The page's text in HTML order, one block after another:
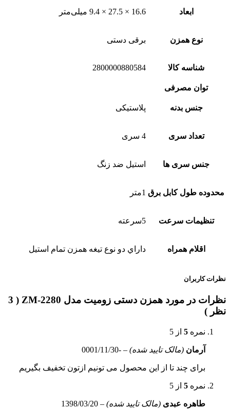
ابعاد 16.6 × 27.5 × 9.4 میلی‌متر
نوع همزن برقی دستی
شناسه کالا 2800000880584
توان مصرفی
جنس بدنه پلاستیکی
تعداد سری 4 سری
جنس سری ها استیل ضد زنگ
محدوده طول کابل برق 1متر
تنظیمات سرعت 5سرعته
اقلام همراه داراي دو نوع تیغه همزن تمام استيل
نظرات کاربران
نظرات در مورد همزن دستی زومیت مدل ZM-2280 ( 3
نظر )
نمره 5 از 5
آرمان (مالک تایید شده) –
-0001/11/30
برای چند تا از این محصول می تونیم ازتون تخفیف بگیریم
نمره 5 از 5
طاهره عبدی (مالک تایید شده) –
1398/03/20